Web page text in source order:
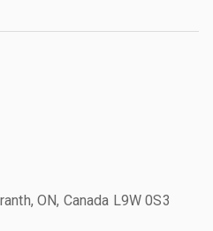
ON, Canada L9W 0S3